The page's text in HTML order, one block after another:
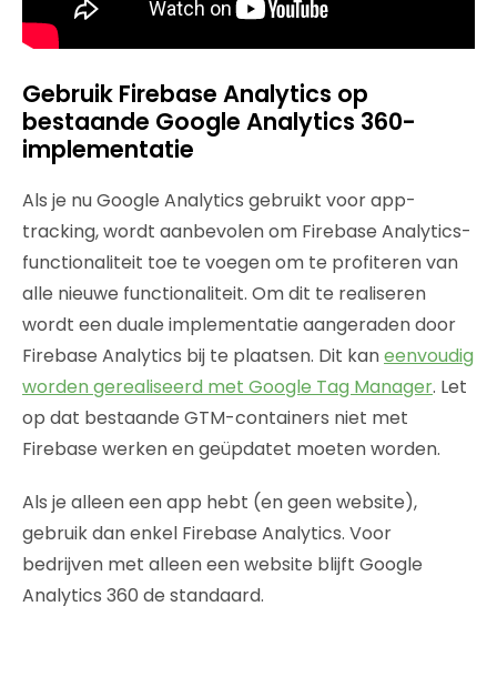
Gebruik Firebase Analytics op
bestaande Google Analytics 360-
implementatie
Als je nu Google Analytics gebruikt voor app-
tracking, wordt aanbevolen om Firebase Analytics-
functionaliteit toe te voegen om te profiteren van
alle nieuwe functionaliteit. Om dit te realiseren
wordt een duale implementatie aangeraden door
Firebase Analytics bij te plaatsen. Dit kaneenvoudig
worden gerealiseerd met Google Tag Manager. Let
op dat bestaande GTM-containers niet met
Firebase werken en geüpdatet moeten worden.
Als je alleen een app hebt (en geen website),
gebruik dan enkel Firebase Analytics. Voor
bedrijven met alleen een website blijft Google
Analytics 360 de standaard.